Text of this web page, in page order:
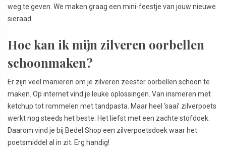
weg te geven. We maken graag een mini-feestje van jouw nieuwe
sieraad.
Hoe kan ik mijn zilveren oorbellen
schoonmaken?
Er zijn veel manieren om je zilveren zeester oorbellen schoon te
maken. Op internet vind je leuke oplossingen. Van insmeren met
ketchup tot rommelen met tandpasta. Maar heel ‘saai’ zilverpoets
werkt nog steeds het beste. Het liefst met een zachte stofdoek.
Daarom vind je bij Bedel.Shop een zilverpoetsdoek waar het
poetsmiddel al in zit. Erg handig!